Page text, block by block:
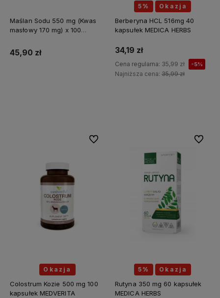
Maślan Sodu 550 mg (Kwas
masłowy 170 mg) x 100
45,90 zł
5% Okazja
Berberyna HCL 516mg 40
kapsułek MEDICA HERBS
34,19 zł
Cena regularna: 35,99 zł -5%
Najniższa cena: 35,99 zł
Okazja
Colostrum Kozie 500 mg 100
kapsułek MEDVERITA
Do ulubionych
5% Okazja
Rutyna 350 mg 60 kapsułek
MEDICA HERBS
Do